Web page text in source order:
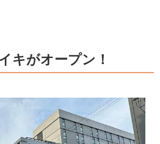
キがオープン！